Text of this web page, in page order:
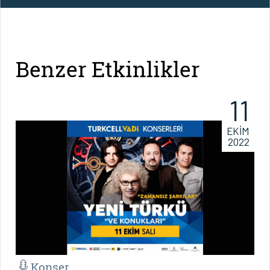
Benzer Etkinlikler
11
EKİM
2022
Konser